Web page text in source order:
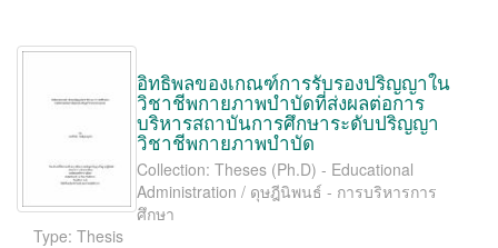
อิทธิพลของเกณฑ์การรับรองปริญญาใน
วิชาชีพกายภาพบำบัดที่ส่งผลต่อการ
บริหารสถาบันการศึกษาระดับปริญญา
วิชาชีพกายภาพบำบัด
Collection: Theses (Ph.D) - Educational
Administration / ดุษฎีนิพนธ์ - การบริหารการ
ศึกษา
Type: Thesis